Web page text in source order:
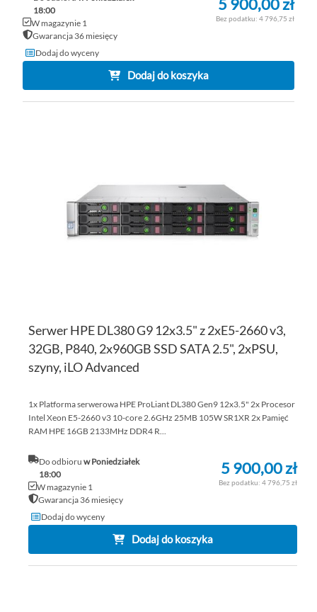
18:00
W magazynie 1
Gwarancja 36 miesięcy
5 900,00 zł
4 796,75 zł
Dodaj do wyceny
Dodaj do koszyka
Serwer HPE DL380 G9 12x3.5" z 2xE5-2660 v3,
32GB, P840, 2x960GB SSD SATA 2.5", 2xPSU,
szyny, iLO Advanced
1x Platforma serwerowa HPE ProLiant DL380 Gen9 12x3.5" 2x Procesor
Intel Xeon E5-2660 v3 10-core 2.6GHz 25MB 105W SR1XR 2x Pamięć
RAM HPE 16GB 2133MHz DDR4 R...
Do odbioruw Poniedziałek
18:00
W magazynie 1
Gwarancja 36 miesięcy
5 900,00 zł
4 796,75 zł
Dodaj do wyceny
Dodaj do koszyka